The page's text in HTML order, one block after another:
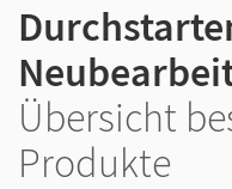
Übersicht
Produkte